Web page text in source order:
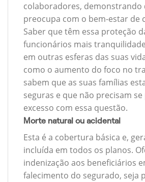
colaboradores, demonstrando
preocupa com o bem-estar de
Saber que têm essa proteção
funcionários mais
em outras esferas das suas
como o aumento do foco no
sabem que as suas famílias
seguras e que não precisam
excesso com essa questão.
Morte natural ou acidental
Esta é a cobertura básica e,
incluída em todos os planos.
indenização aos beneficiários
falecimento do segurado, seja